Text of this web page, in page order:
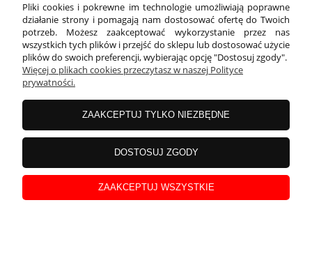
39,99 zł
Cena netto: 32,51 zł
Pliki cookies i pokrewne im technologie umożliwiają poprawne
działanie strony i pomagają nam dostosować ofertę do Twoich
potrzeb. Możesz zaakceptować wykorzystanie przez nas
wszystkich tych plików i przejść do sklepu lub dostosować użycie
plików do swoich preferencji, wybierając opcję "Dostosuj zgody".
Więcej o plikach cookies przeczytasz w naszej Polityce
prywatności.
ZAAKCEPTUJ TYLKO NIEZBĘDNE
DOSTOSUJ ZGODY
ZAAKCEPTUJ WSZYSTKIE